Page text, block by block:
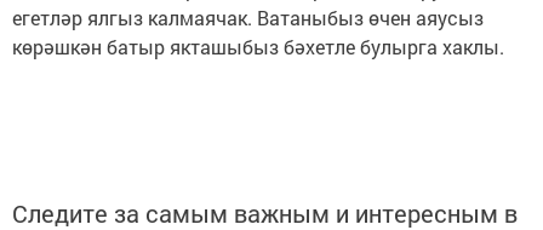
егетләр ялгыз калмаячак. Ватаныбыз өчен аяусыз
көрәшкән батыр якташыбыз бәхетле булырга хаклы.
Следите за самым важным и интересным в